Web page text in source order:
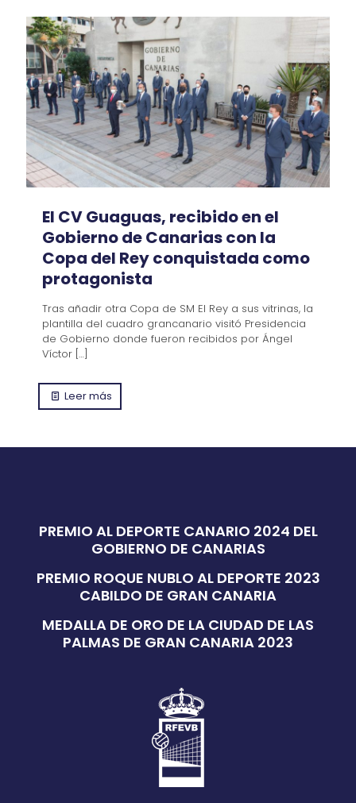
El CV Guaguas, recibido en el
Gobierno de Canarias con la
Copa del Rey conquistada como
protagonista
Tras añadir otra Copa de SM El Rey a sus vitrinas, la
plantilla del cuadro grancanario visitó Presidencia
de Gobierno donde fueron recibidos por Ángel
Víctor […]
Leer más
PREMIO AL DEPORTE CANARIO 2024 DEL
GOBIERNO DE CANARIAS
PREMIO ROQUE NUBLO AL DEPORTE 2023
CABILDO DE GRAN CANARIA
MEDALLA DE ORO DE LA CIUDAD DE LAS
PALMAS DE GRAN CANARIA 2023